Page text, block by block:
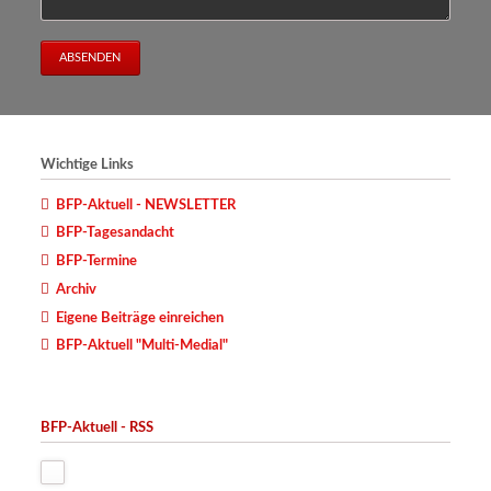
ABSENDEN
Wichtige Links
BFP-Aktuell - NEWSLETTER
BFP-Tagesandacht
BFP-Termine
Archiv
Eigene Beiträge einreichen
BFP-Aktuell "Multi-Medial"
BFP-Aktuell - RSS